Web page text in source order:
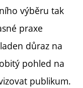
výběru tak
praxe
důraz na
pohled na
publikum.